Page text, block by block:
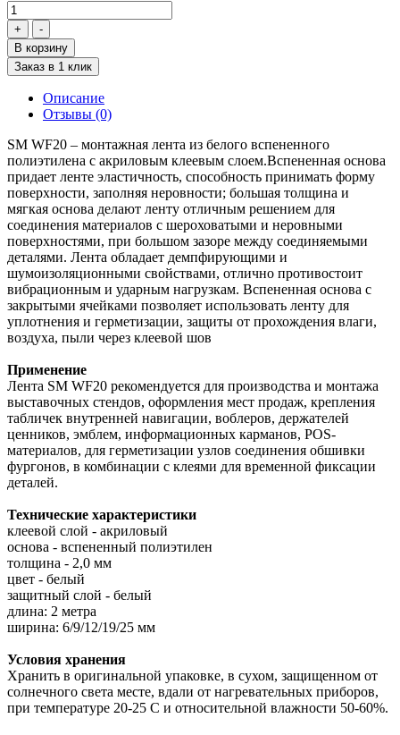
В корзину
Заказ в 1 клик
Описание
Отзывы (0)
SM WF20 – монтажная лента из белого вспененного
полиэтилена с акриловым клеевым слоем.Вспененная основа
придает ленте эластичность, способность принимать форму
поверхности, заполняя неровности; большая толщина и
мягкая основа делают ленту отличным решением для
соединения материалов с шероховатыми и неровными
поверхностями, при большом зазоре между соединяемыми
деталями. Лента обладает демпфирующими и
шумоизоляционными свойствами, отлично противостоит
вибрационным и ударным нагрузкам. Вспененная основа с
закрытыми ячейками позволяет использовать ленту для
уплотнения и герметизации, защиты от прохождения влаги,
воздуха, пыли через клеевой шов
Применение
Лента SM WF20 рекомендуется для производства и монтажа
выставочных стендов, оформления мест продаж, крепления
табличек внутренней навигации, воблеров, держателей
ценников, эмблем, информационных карманов, POS-
материалов, для герметизации узлов соединения обшивки
фургонов, в комбинации с клеями для временной фиксации
деталей.
Технические характеристики
клеевой слой - акриловый
основа - вспененный полиэтилен
толщина - 2,0 мм
цвет - белый
защитный слой - белый
длина: 2 метра
ширина: 6/9/12/19/25 мм
Условия хранения
Хранить в оригинальной упаковке, в сухом, защищенном от
солнечного света месте, вдали от нагревательных приборов,
при температуре 20-25 С и относительной влажности 50-60%.